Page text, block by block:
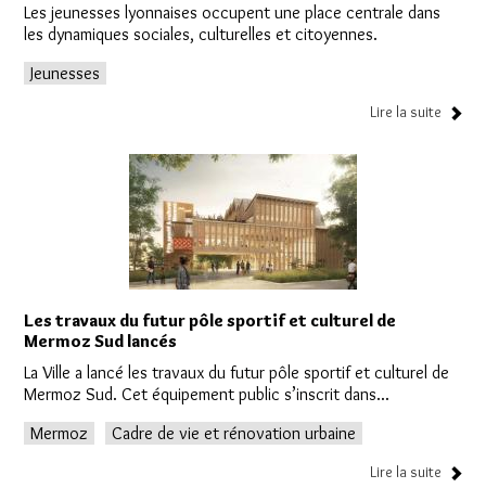
Les jeunesses lyonnaises occupent une place centrale dans
les dynamiques sociales, culturelles et citoyennes.
Jeunesses
Lire la suite
Les travaux du futur pôle sportif et culturel de
Mermoz Sud lancés
La Ville a lancé les travaux du futur pôle sportif et culturel de
Mermoz Sud. Cet équipement public s’inscrit dans...
Mermoz
Cadre de vie et rénovation urbaine
Lire la suite